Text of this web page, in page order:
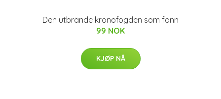
Den utbrände kronofogden som fann
99 NOK
KJØP NÅ